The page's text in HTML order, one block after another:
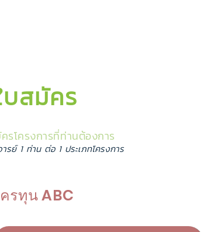
บสมัคร
รโครงการที่ท่านต้องการ
รย์ 1 ท่าน ต่อ 1 ประเภทโครงการ
รทุน ABC